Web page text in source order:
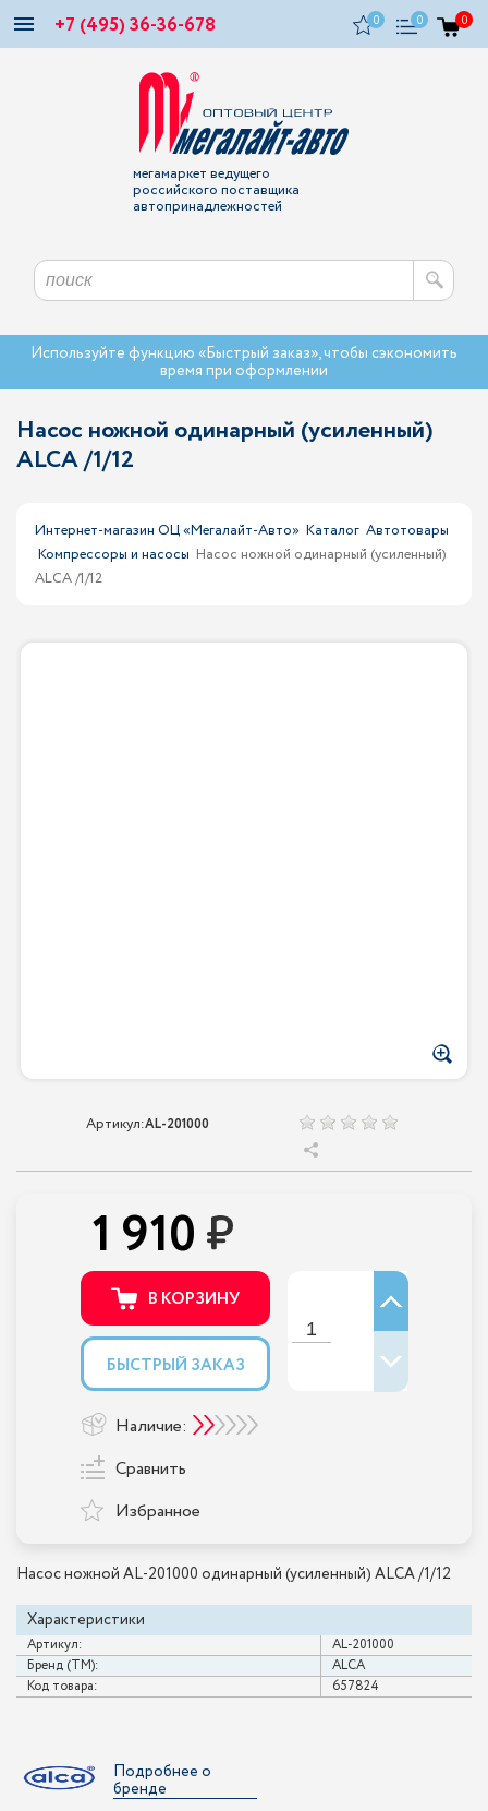
+7 (495) 36-36-678 0 0 0
мегамаркет ведущего
российского поставщика
автопринадлежностей
Используйте функцию «Быстрый заказ», чтобы сэкономить
время при оформлении
Насос ножной одинарный (усиленный)
ALCA /1/12
Интернет-магазин ОЦ «Мегалайт-Авто» Каталог Автотовары
Компрессоры и насосы Насос ножной одинарный (усиленный)
ALCA /1/12
Артикул:AL-201000
Насос ножной AL-201000 одинарный (усиленный) ALCA /1/12
Характеристики
Артикул:
AL-201000
Бренд (ТМ):
ALCA
Код товара:
657824
1 910
В КОРЗИНУ
БЫСТРЫЙ ЗАКАЗ
Наличие:
Сравнить
Избранное
Подробнее о
бренде